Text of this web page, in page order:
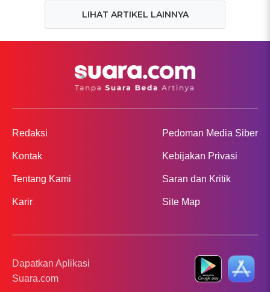
LIHAT ARTIKEL LAINNYA
Redaksi
Kontak
Tentang Kami
Karir
Pedoman Media Siber
Kebijakan Privasi
Saran dan Kritik
Site Map
Dapatkan Aplikasi
Suara.com